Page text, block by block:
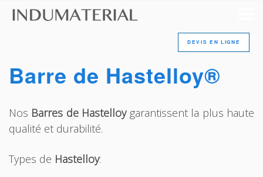
DEVIS EN LIGNE
Barre de Hastelloy®
Nos Barres de Hastelloygarantissent la plus haute
qualité et durabilité.
Types de Hastelloy: